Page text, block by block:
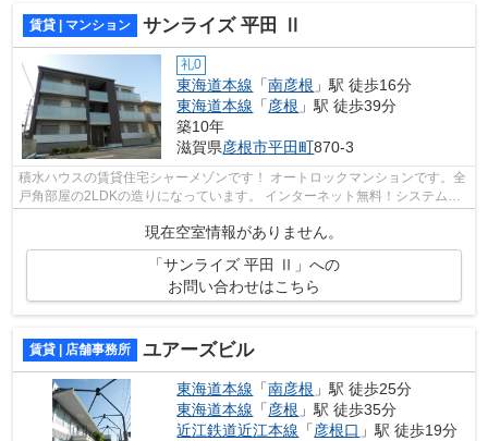
賃貸 | マンション サンライズ 平田 Ⅱ
礼0
東海道本線 「南彦根 」駅 徒歩16分
東海道本線 「彦根 」駅 徒歩39分
築10年
滋賀県彦根市平田町870-3
積水ハウスの賃貸住宅シャーメゾンです！ オートロックマンションです。全
戸角部屋の2LDKの造りになっています。 インターネット無料！システムキ
現在空室情報がありません。
「サンライズ 平田 Ⅱ」への
お問い合わせはこちら
賃貸 | 店舗事務所 ユアーズビル
東海道本線 「南彦根 」駅 徒歩25分
東海道本線 「彦根 」駅 徒歩35分
近江鉄道近江本線 「彦根口 」駅 徒歩19分